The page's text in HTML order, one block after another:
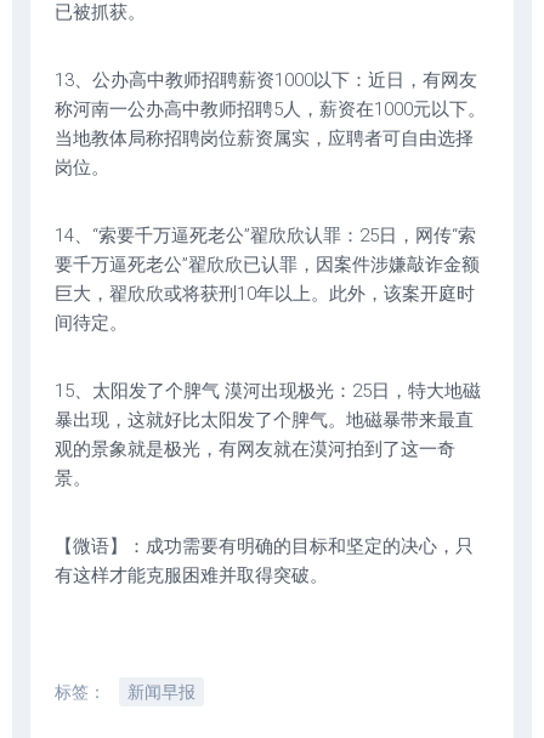
已被抓获。
13、公办高中教师招聘薪资1000以下：近日，有网友
称河南一公办高中教师招聘5人，薪资在1000元以下。
当地教体局称招聘岗位薪资属实，应聘者可自由选择
岗位。
14、“索要千万逼死老公”翟欣欣认罪：25日，网传“索
要千万逼死老公”翟欣欣已认罪，因案件涉嫌敲诈金额
巨大，翟欣欣或将获刑10年以上。此外，该案开庭时
间待定。
15、太阳发了个脾气 漠河出现极光：25日，特大地磁
暴出现，这就好比太阳发了个脾气。地磁暴带来最直
观的景象就是极光，有网友就在漠河拍到了这一奇
景。
【微语】：成功需要有明确的目标和坚定的决心，只
有这样才能克服困难并取得突破。
标签： 新闻早报